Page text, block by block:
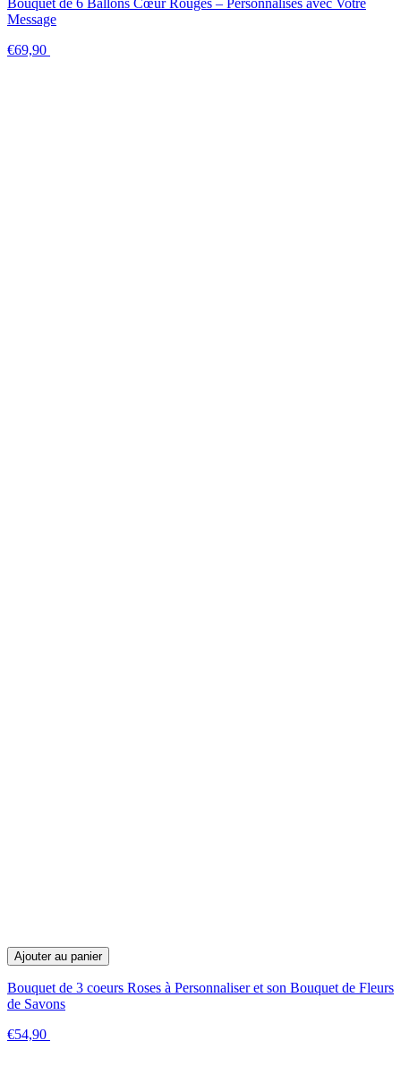
Bouquet de 6 Ballons Cœur Rouges – Personnalisés avec Votre
Message
€69,90
Ajouter au panier
Bouquet de 3 coeurs Roses à Personnaliser et son Bouquet de Fleurs
de Savons
€54,90